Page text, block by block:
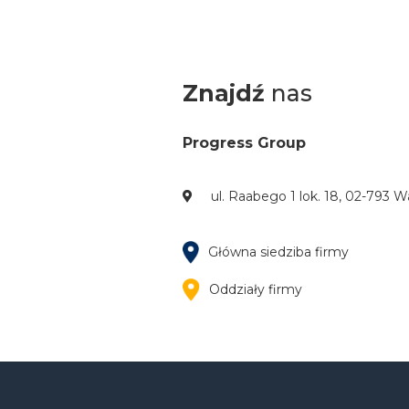
Znajdź nas
Progress Group
ul. Raabego 1 lok. 18, 02-793
Główna siedziba firmy
Oddziały firmy